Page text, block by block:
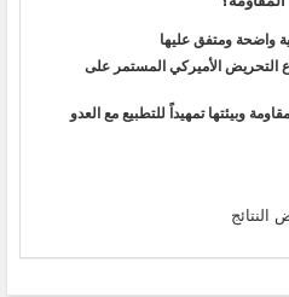
واضحة ومتفق عليها
التحريض الأميركي المستمر على
وبيئتها تمهيداً للتطبيع مع العدو
النتائج